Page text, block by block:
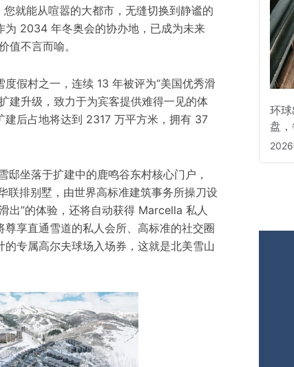
就能从喧嚣的大都市，无缝切换到静谧的
为 2034 年冬奥会的协办地，已成为未来
值不言而喻。
假村之一，连续 13 年被评为“美国优秀滑
建升级，致力于为宾客提供难得一见的体
建后占地将达到 2317 万平方米，拥有 37
坐落于扩建中的鹿鸣谷东村核心门户，
联排别墅，由世界高标准建筑事务所操刀设
出”的体验，还将自动获得 Marcella 私人
享直通雪道的私人会所、高标准的社交圈
专属高尔夫球场入场券，这就是北美雪山
环
盘